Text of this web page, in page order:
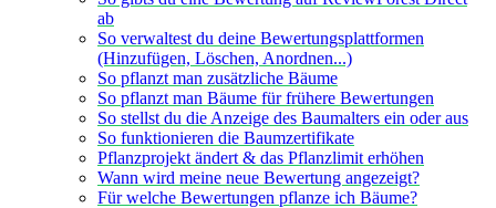
ab
So verwaltest du deine Bewertungsplattformen
(Hinzufügen, Löschen, Anordnen...)
So pflanzt man zusätzliche Bäume
So pflanzt man Bäume für frühere Bewertungen
So stellst du die Anzeige des Baumalters ein oder aus
So funktionieren die Baumzertifikate
Pflanzprojekt ändert & das Pflanzlimit erhöhen
Wann wird meine neue Bewertung angezeigt?
Für welche Bewertungen pflanze ich Bäume?